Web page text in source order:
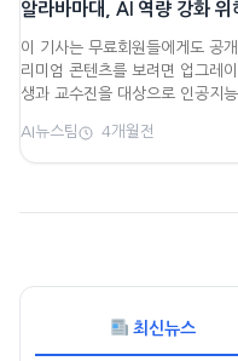
알라바마대, AI 역량 강화
이 기사는 무료회원들에게도 공
리미엄 콘텐츠를 보려면 업그레
생과 교수진을 대상으로 인공지
AI뉴스팀 4개월전
최신뉴스